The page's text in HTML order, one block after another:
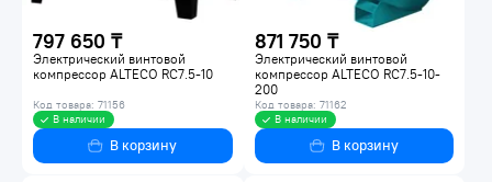
797 650 ₸
Электрический винтовой
компрессор ALTECO RC7.5-10
Код товара: 71156
В наличии
В корзину
871 750 ₸
Электрический винтовой
компрессор ALTECO RC7.5-10-
200
Код товара: 71162
В наличии
В корзину